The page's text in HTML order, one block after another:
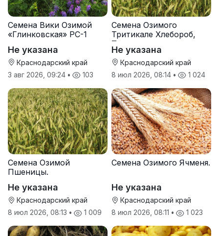
Семена Вики Озимой
«Глинковская» РС-1
Не указана
Краснодарский край
3 авг 2026, 09:24 • 103
Семена Озимого
Тритикале Хлебороб,
Тихон
Не указана
Краснодарский край
8 июл 2026, 08:14 • 1 024
Семена Озимой
Пшеницы.
Не указана
Краснодарский край
8 июл 2026, 08:13 • 1 009
Семена Озимого Ячменя.
Не указана
Краснодарский край
8 июл 2026, 08:11 • 1 023